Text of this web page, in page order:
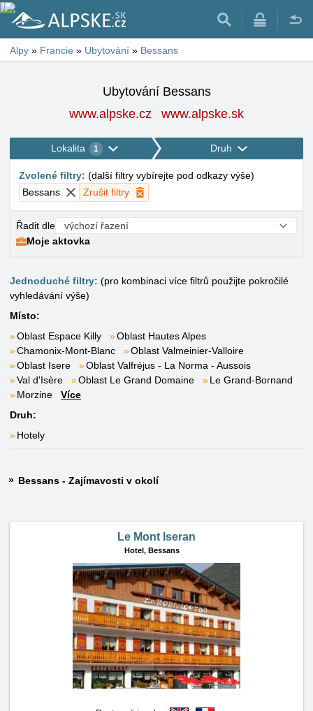
Alpy » Francie » Ubytování » Bessans
Ubytování Bessans
www.alpske.cz
www.alpske.sk
Lokalita 1 Druh
Zvolené filtry: (další filtry vybírejte pod odkazy výše)
Bessans
Zrušit filtry
Řadit dle
Moje aktovka
Jednoduché filtry: (pro kombinaci více filtrů použijte pokročilé
vyhledávání výše)
Místo:
Oblast Espace Killy
Oblast Hautes Alpes
Chamonix-Mont-Blanc
Oblast Valmeinier-Valloire
Oblast Isere
Oblast Valfréjus - La Norma - Aussois
Val d'Isère
Oblast Le Grand Domaine
Le Grand-Bornand
Morzine
Více
Druh:
Hotely
Bessans - Zajímavosti v okolí
Le Mont Iseran
Hotel, Bessans